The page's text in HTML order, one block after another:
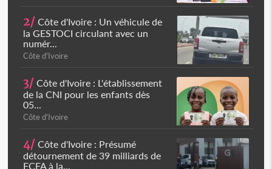
2/ Côte d'Ivoire : Un véhicule de
la GESTOCI circulant avec un
numér...
Côte d'Ivoire
3/ Côte d'Ivoire : L'établissement
de la CNI pour les enfants dès
05...
Côte d'Ivoire
4/ Côte d'Ivoire : Présumé
détournement de 39 milliards de
FCFA à la...